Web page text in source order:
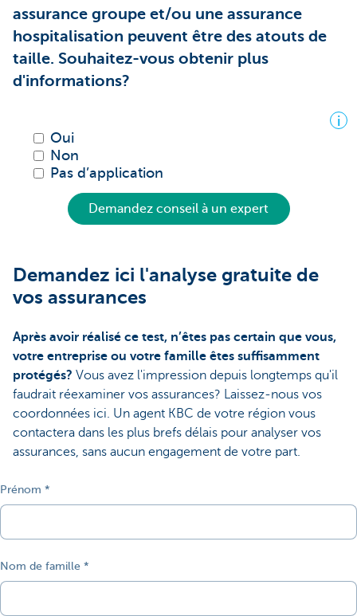
assurance groupe et/ou une assurance
hospitalisation peuvent être des atouts de
taille. Souhaitez-vous obtenir plus
d'informations?
i
Oui
Non
Pas d’application
Demandez conseil à un expert
Demandez ici l'analyse gratuite de
vos assurances
Après avoir réalisé ce test, n’êtes pas certain que vous,
votre entreprise ou votre famille êtes suffisamment
protégés? Vous avez l'impression depuis longtemps qu'il
faudrait réexaminer vos assurances? Laissez-nous vos
coordonnées ici. Un agent KBC de votre région vous
contactera dans les plus brefs délais pour analyser vos
assurances, sans aucun engagement de votre part.
Prénom
Nom de famille